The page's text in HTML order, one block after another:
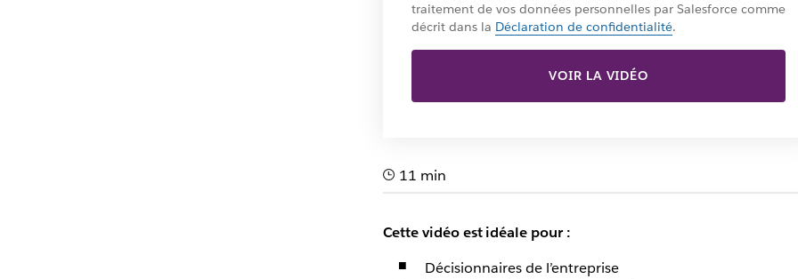
traitement de vos données personnelles par Salesforce comme
décrit dans la Déclaration de confidentialité.
VOIR LA VIDÉO
11 min
Cette vidéo est idéale pour :
Décisionnaires de l’entreprise